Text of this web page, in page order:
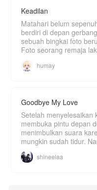
Keadilan
Matahari belum
berdiri di depan
sebuah bingkai foto
Foto seorang remaja
humay
Goodbye My Love
Setelah menyelesaikan
membuka pintu depan
menimbulkan suara
shineelaa